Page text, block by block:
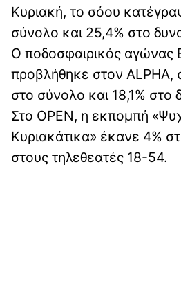
Κυριακή, το σόου
σύνολο και 25,4% στο
Ο ποδοσφαιρικός αγώνας
προβλήθηκε στον ALPHA,
στο σύνολο και 18,1% στο
Στο OPEN, η εκπομπή
Κυριακάτικα» έκανε 4%
στους τηλεθεατές 18-54.